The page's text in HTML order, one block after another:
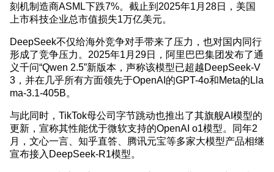
刻机制造商ASML下跌7%。截止到2025年1月28日，美国
上市科技企业总市值损失1万亿美元。
DeepSeek不仅给海外竞争对手带来了压力，也对国内同行
形成了竞争压力。2025年1月29日，阿里巴巴集团发布了通
义千问“Qwen 2.5”新版本，声称该模型已超越DeepSeek-V
3，并在几乎所有方面领先于OpenAI的GPT-4o和Meta的Lla
ma-3.1-405B。
与此同时，TikTok母公司字节跳动也推出了其旗舰AI模型的
更新，宣称其性能优于微软支持的OpenAI o1模型。同年2
月，文心一言、知乎直答、腾讯元宝等多家大模型产品相继
宣布接入DeepSeek-R1模型。